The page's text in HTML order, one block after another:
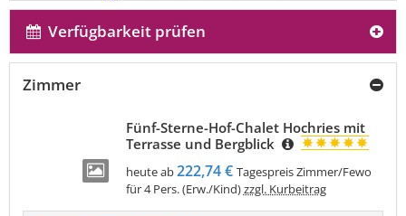
Verfügbarkeit prüfen
Zimmer
Fünf-Sterne-Hof-Chalet Hochries mit
Terrasse und Bergblick
heute ab222,74 € Tagespreis Zimmer/Fewo
für 4 Pers. (Erw./Kind)zzgl. Kurbeitrag